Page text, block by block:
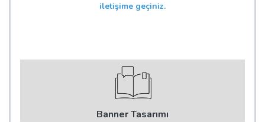
iletişime geçiniz.
Banner Tasarımı